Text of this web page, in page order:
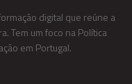
digital que reúne a
Tem um foco na Política
em Portugal.